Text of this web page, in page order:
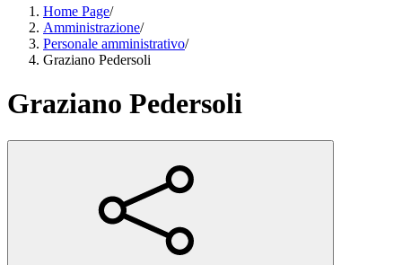
Home Page/
Amministrazione/
Personale amministrativo/
Graziano Pedersoli
Graziano Pedersoli